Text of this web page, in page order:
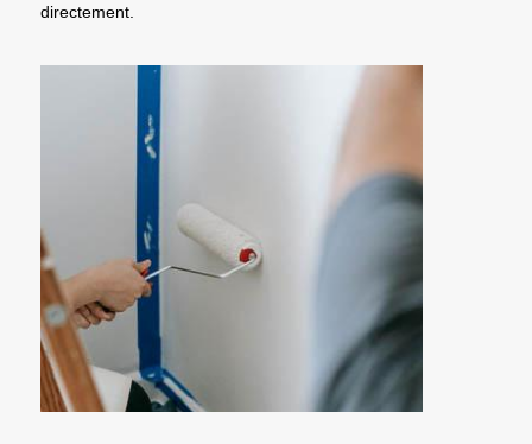
directement.